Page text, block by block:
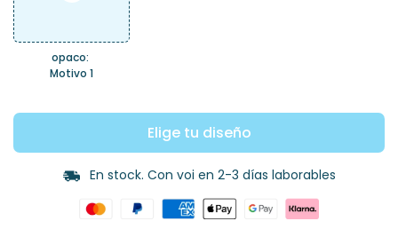
opaco:
Motivo 1
Elige tu diseño
En stock. Con voi en 2-3 días laborables